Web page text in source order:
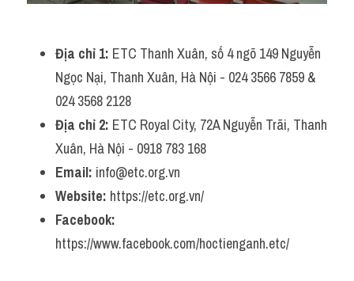
Địa chỉ 1: ETC Thanh Xuân, số 4 ngõ 149 Nguyễn
Ngọc Nại, Thanh Xuân, Hà Nội - 024 3566 7859 &
024 3568 2128
Địa chỉ 2: ETC Royal City, 72A Nguyễn Trãi, Thanh
Xuân, Hà Nội - 0918 783 168
Email: info@etc.org.vn
Website: https://etc.org.vn/
https://www.facebook.com/hoctienganh.etc/